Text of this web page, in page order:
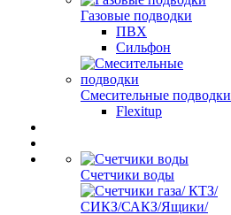
Газовые подводки
ПВХ
Сильфон
Смесительные подводки
Flexitup
Счетчики воды